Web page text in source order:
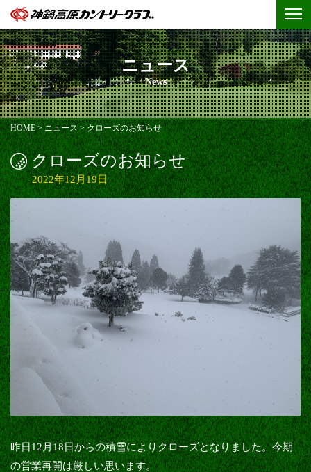
ニュース
News
HOME>ニュース>クローズのお知らせ
クローズのお知らせ
2022年12月19日
昨日12月18日からの積雪によりクローズとなりました。今期
の営業再開は厳しい思います。